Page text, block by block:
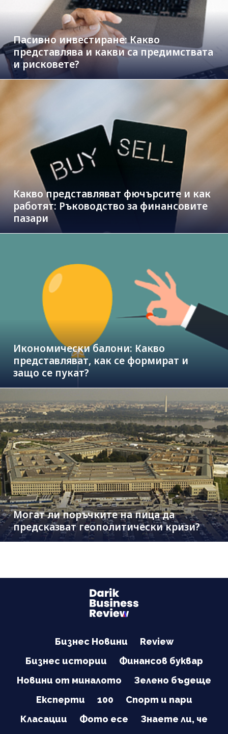
Пасивно инвестиране: Какво
представлява и какви са предимствата
и рисковете?
Какво представляват фючърсите и как
работят: Ръководство за финансовите
пазари
Икономически балони: Какво
представляват, как се формират и
защо се пукат?
Могат ли поръчките на пица да
предсказват геополитически кризи?
Бизнес Новини
Review
Бизнес истории
Финансов буквар
Новини от миналото
Зелено бъдеще
Експерти
100
Спорт и пари
Класации
Фото есе
Знаете ли, че